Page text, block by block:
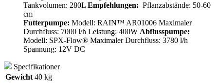
Tankvolumen: 280L Empfehlungen: Pflanzabstände: 50-60
cm
Futterpumpe: Modell: RAIN™ AR01006 Maximaler
Durchfluss: 7000 l/h Leistung: 400W Abflusspumpe:
Modell: SPX-Flow® Maximaler Durchfluss: 3780 l/h
Spannung: 12V DC
Specifikationer
Gewicht 40 kg